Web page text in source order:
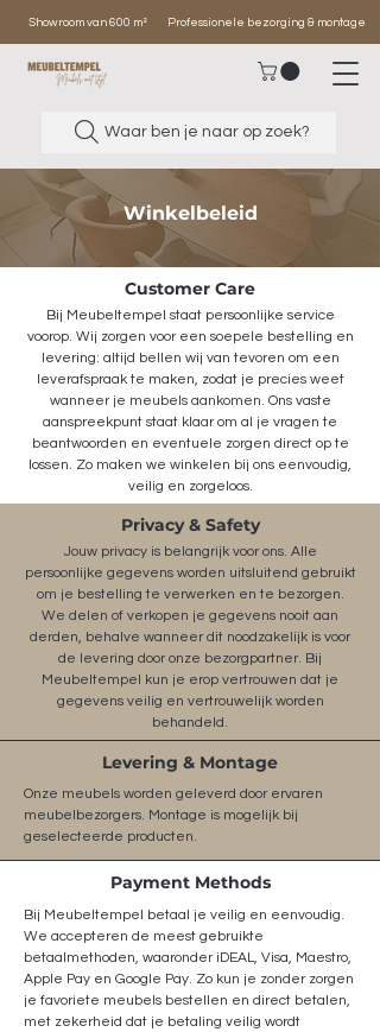
Showroom van 600 m² Professionele bezorging & montage
Waar ben je naar op zoek?
Winkelbeleid
Customer Care
Bij Meubeltempel staat persoonlijke service
voorop. Wij zorgen voor een soepele bestelling en
levering: altijd bellen wij van tevoren om een
leverafspraak te maken, zodat je precies weet
wanneer je meubels aankomen. Ons vaste
aanspreekpunt staat klaar om al je vragen te
beantwoorden en eventuele zorgen direct op te
lossen. Zo maken we winkelen bij ons eenvoudig,
veilig en zorgeloos.
Privacy & Safety
Jouw privacy is belangrijk voor ons. Alle
persoonlijke gegevens worden uitsluitend gebruikt
om je bestelling te verwerken en te bezorgen.
We delen of verkopen je gegevens nooit aan
derden, behalve wanneer dit noodzakelijk is voor
de levering door onze bezorgpartner. Bij
Meubeltempel kun je erop vertrouwen dat je
gegevens veilig en vertrouwelijk worden
behandeld.
Levering & Montage
Onze meubels worden geleverd door ervaren
meubelbezorgers. Montage is mogelijk bij
geselecteerde producten.
Payment Methods
Bij Meubeltempel betaal je veilig en eenvoudig.
We accepteren de meest gebruikte
betaalmethoden, waaronder iDEAL, Visa, Maestro,
Apple Pay en Google Pay. Zo kun je zonder zorgen
je favoriete meubels bestellen en direct betalen,
met zekerheid dat je betaling veilig wordt